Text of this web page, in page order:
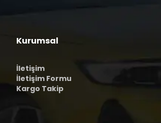
Kurumsal
İletişim
İletişim Formu
Kargo Takip